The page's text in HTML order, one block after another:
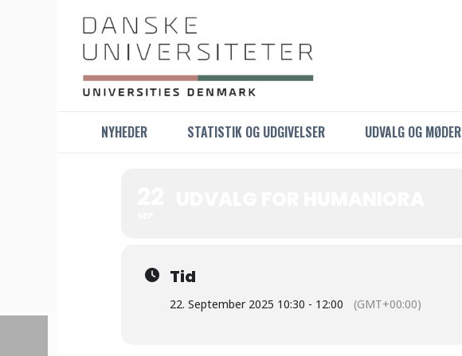
NYHEDER STATISTIK OG UDGIVELSER UDVALG OG MØDER
Tid
22. September 2025 10:30 - 12:00 (GMT+00:00)